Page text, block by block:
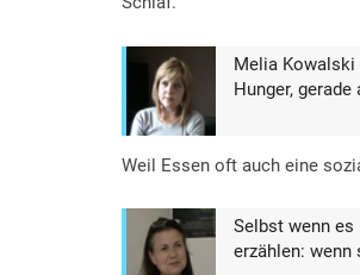
Melia
Hunger,
Weil Essen oft auch eine
Selbst wenn es
erzählen: